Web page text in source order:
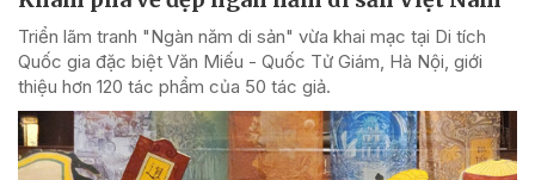
Triển lãm tranh "Ngàn năm di sản" vừa khai mạc tại Di tích
Quốc gia đặc biệt Văn Miếu - Quốc Tử Giám, Hà Nội, giới
thiệu hơn 120 tác phẩm của 50 tác giả.